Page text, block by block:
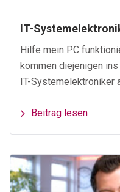
IT-
Hilfe mein PC
kommen diejenigen
IT-Systemelektroniker
Beitrag lesen